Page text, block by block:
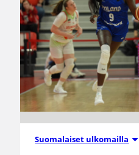
Suomalaiset ulkomailla